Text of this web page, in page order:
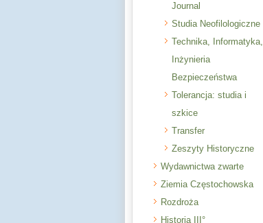
Journal
Studia Neofilologiczne
Technika, Informatyka,
Inżynieria
Bezpieczeństwa
Tolerancja: studia i
szkice
Transfer
Zeszyty Historyczne
Wydawnictwa zwarte
Ziemia Częstochowska
Rozdroża
Historia III°